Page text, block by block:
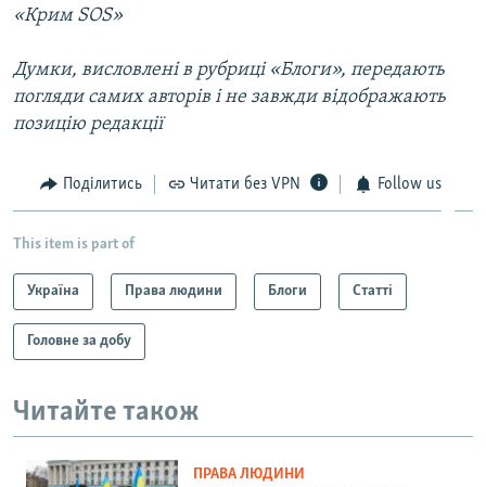
«Крим SOS»
Думки, висловлені в рубриці «Блоги», передають
погляди самих авторів і не завжди відображають
позицію редакції
Поділитись Читати без VPN Follow us
This item is part of
Україна Права людини Блоги Статті
Головне за добу
Читайте також
ПРАВА ЛЮДИНИ